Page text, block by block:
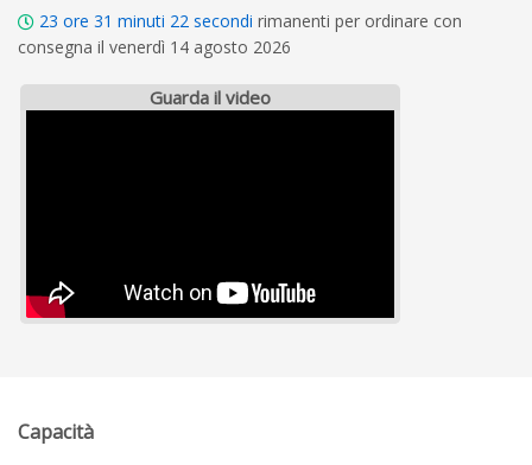
23 ore 31 minuti 21 secondi rimanenti per ordinare con
consegna il venerdì 14 agosto 2026
Guarda il video
Capacità